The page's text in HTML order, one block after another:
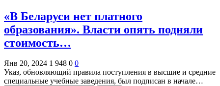
«В Беларуси нет платного
образования». Власти опять подняли
стоимость…
Янв 20, 2024 1 948 0 0
Указ, обновляющий правила поступления в высшие и средние
специальные учебные заведения, был подписан в начале…